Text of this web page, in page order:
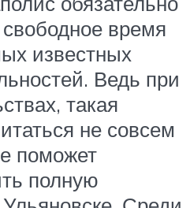
время
известных
Ведь при
такая
не совсем
поможет
полную